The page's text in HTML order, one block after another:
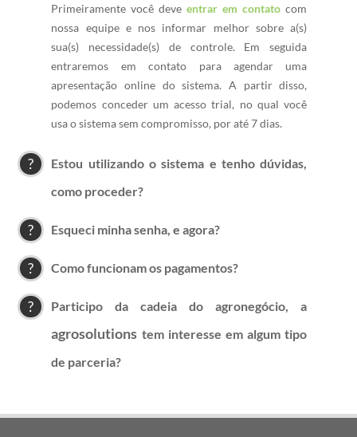
Primeiramente você deveentrar em contato com
nossa equipe e nos informar melhor sobre a(s)
sua(s) necessidade(s) de controle. Em seguida
entraremos em contato para agendar uma
apresentação online do sistema. A partir disso,
podemos conceder um acesso trial, no qual você
usa o sistema sem compromisso, por até 7 dias.
Estou utilizando o sistema e tenho dúvidas,
como proceder?
Esqueci minha senha, e agora?
Como funcionam os pagamentos?
Participo da cadeia do agronegócio, a
agrosolutions tem interesse em algum tipo
de parceria?